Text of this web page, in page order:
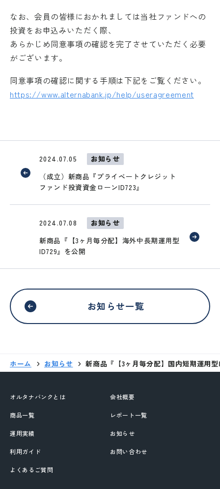
なお、会員の皆様におかれましては当社ファンドへの
投資をお申込みいただく際、
あらかじめ同意事項の確認を完了させていただく必要
がございます。
同意事項の確認に関する手順は下記をご覧ください。
https://www.alternabank.jp/help/useragreement
2024.07.05
お知らせ
（成立）新商品『プライベートクレジット
ファンド投資資金ローンID723』
2024.07.08
お知らせ
新商品『【3ヶ月毎分配】海外中長期運用型
ID729』を公開
お知らせ一覧
ホーム お知らせ 新商品『【3ヶ月毎分配】国内短期運用
オルタナバンクとは
商品一覧
運用実績
利用ガイド
よくあるご質問
会社概要
レポート一覧
お知らせ
お問い合わせ
移動する